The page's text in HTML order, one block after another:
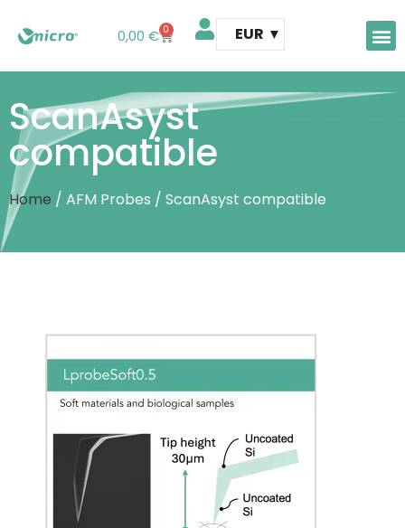
0,00 € 0 EUR
ScanAsyst
compatible
Home / AFM Probes / ScanAsyst compatible